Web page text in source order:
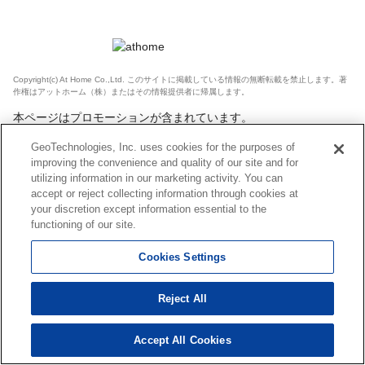
Copyright(c) At Home Co.,Ltd. このサイトに掲載している情報の無断転載を禁止します。著
作権はアットホーム（株）またはその情報提供者に帰属します。
本ページはプロモーションが含まれています。
GeoTechnologies, Inc. uses cookies for the purposes of
improving the convenience and quality of our site and for
utilizing information in our marketing activity. You can
accept or reject collecting information through cookies at
your discretion except information essential to the
functioning of our site.
Cookies Settings
Reject All
Accept All Cookies